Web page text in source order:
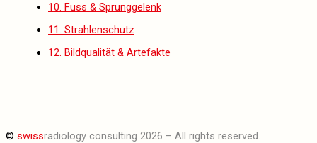
10. Fuss & Sprunggelenk
11. Strahlenschutz
12. Bildqualität & Artefakte
© swissradiology consulting 2026 – All rights reserved.